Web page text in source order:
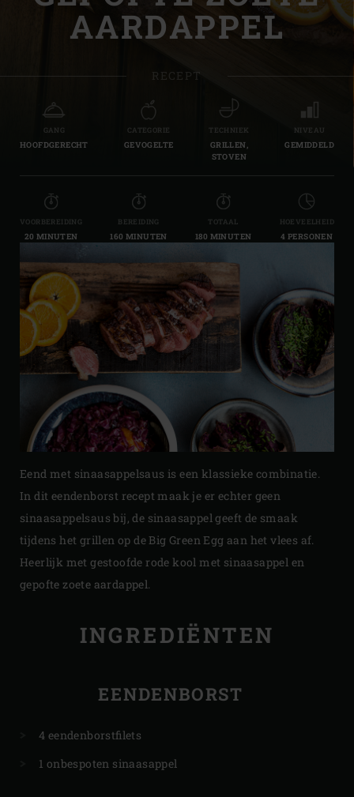
AARDAPPEL
RECEPT
GANG
HOOFDGERECHT
CATEGORIE
GEVOGELTE
TECHNIEK
GRILLEN,
STOVEN
NIVEAU
GEMIDDELD
VOORBEREIDING
20 MINUTEN
BEREIDING
160 MINUTEN
TOTAAL
180 MINUTEN
HOEVEELHEID
4 PERSONEN
Eend met sinaasappelsaus is een klassieke combinatie.
In dit eendenborst recept maak je er echter geen
sinaasappelsaus bij, de sinaasappel geeft de smaak
tijdens het grillen op de Big Green Egg aan het vlees af.
Heerlijk met gestoofde rode kool met sinaasappel en
gepofte zoete aardappel.
INGREDIËNTEN
EENDENBORST
4 eendenborstfilets
1 onbespoten sinaasappel